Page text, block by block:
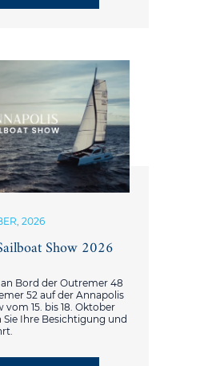
2026
Show 2026
Bord der Outremer 48
52 auf der Annapolis
vom 15. bis 18. Oktober
Sie Ihre Besichtigung und